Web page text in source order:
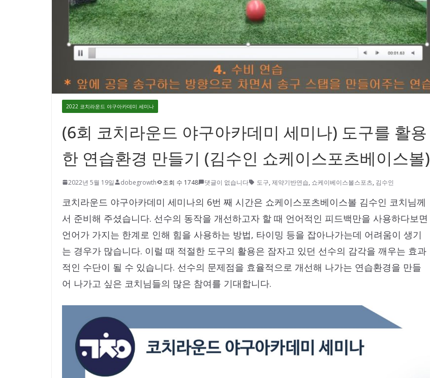
2022 코치라운드 야구아카데미 세미나
(6회 코치라운드 야구아카데미 세미나) 도구를 활용
한 연습환경 만들기 (김수인 쇼케이스포츠베이스볼)
2022년 5월 19일 dobegrowth 조회 수 1748 댓글이 없습니다 도구, 제약기반연습, 쇼케이베이스볼스포츠, 김수인
코치라운드 야구아카데미 세미나의 6번 째 시간은 쇼케이스포츠베이스볼 김수인 코치님께
서 준비해 주셨습니다. 선수의 동작을 개선하고자 할 때 언어적인 피드백만을 사용하다보면
언어가 가지는 한계로 인해 힘을 사용하는 방법, 타이밍 등을 잡아나가는데 어려움이 생기
는 경우가 많습니다. 이럴 때 적절한 도구의 활용은 잠자고 있던 선수의 감각을 깨우는 효과
적인 수단이 될 수 있습니다. 선수의 문제점을 효율적으로 개선해 나가는 연습환경을 만들
어 나가고 싶은 코치님들의 많은 참여를 기대합니다.